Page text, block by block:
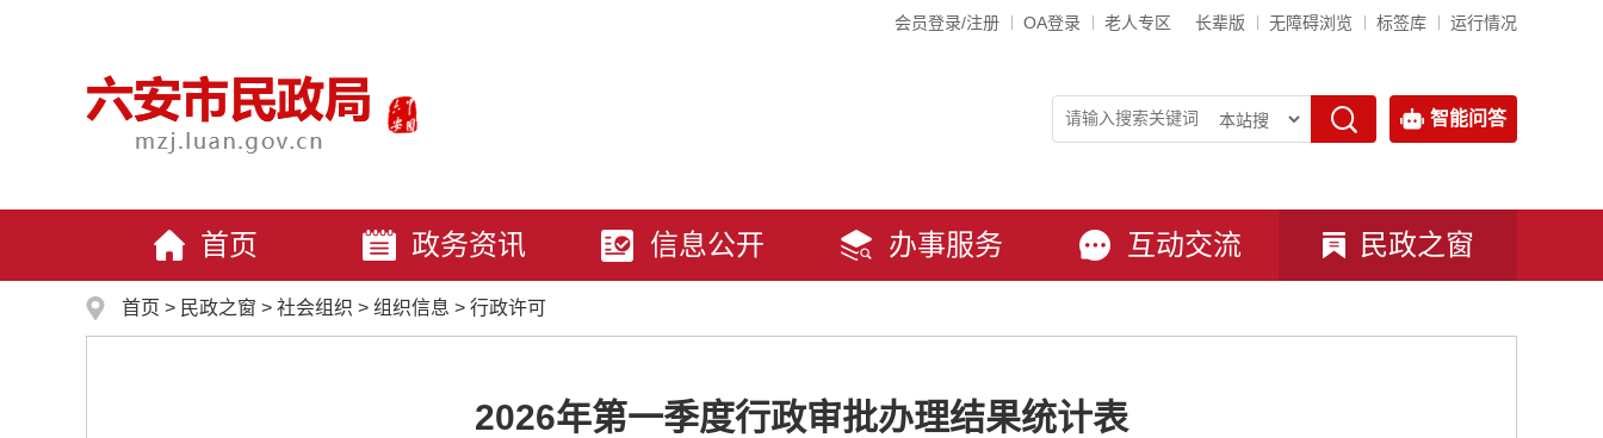
会员登录/注册 OA登录 老人专区 长辈版 无障碍浏览 标签库 运行情况
智能问答
首页 政务资讯 信息公开 办事服务 互动交流 民政之窗
首页 > 民政之窗 > 社会组织 > 组织信息 > 行政许可
2026年第一季度行政审批办理结果统计表